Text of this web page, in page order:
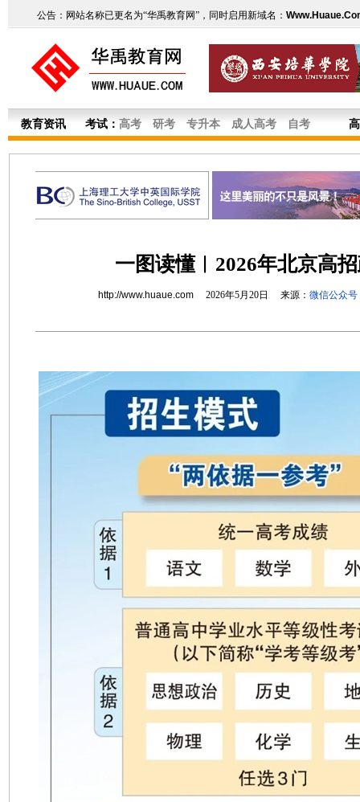
公告：网站名称已更名为“华禹教育网”，同时启用新域名：
教育资讯 考试： 高考 研考 专升本 成人高考 自考
一图读懂︱2026年北京高
http://www.huaue.com2026年5月20日 来源： 微信公众